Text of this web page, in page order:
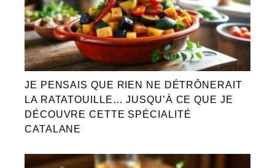
JE PENSAIS QUE RIEN NE DÉTRÔNERAIT
LA RATATOUILLE… JUSQU’À CE QUE JE
DÉCOUVRE CETTE SPÉCIALITÉ
CATALANE